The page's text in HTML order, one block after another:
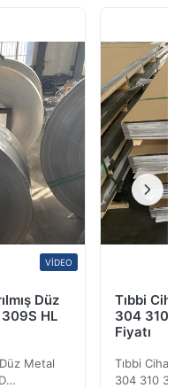
çelik plaka, kazan
petrol, kimyasal
VIDEO
Düz
HL
Düz Metal
Tıbbi
304 310
Fiyatı
Tıbbi
304 310